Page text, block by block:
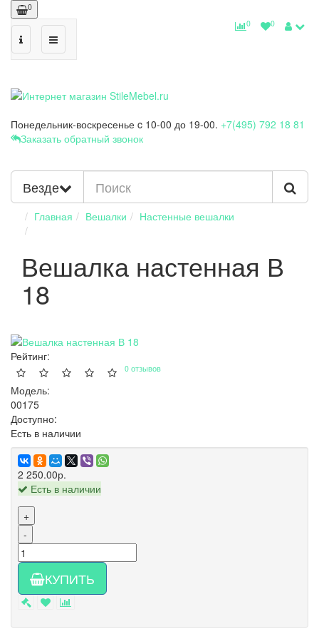
0
0
0
Понедельник-воскресенье c 10-00 до 19-00. +7(495) 792 18 81
Заказать обратный звонок
Везде
Главная Вешалки Настенные вешалки
Вешалка настенная В
18
Рейтинг:
0 отзывов
Модель:
00175
Доступно:
Есть в наличии
2 250.00р.
Есть в наличии
+
-
КУПИТЬ